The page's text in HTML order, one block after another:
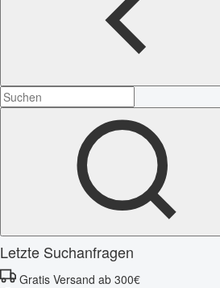
Letzte Suchanfragen
Gratis Versand ab 300€